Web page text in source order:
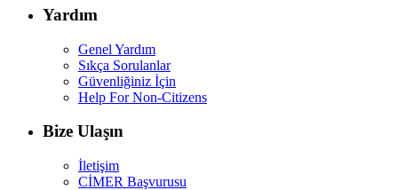
Yardım
Genel Yardım
Sıkça Sorulanlar
Güvenliğiniz İçin
Help For Non-Citizens
Bize Ulaşın
İletişim
CİMER Başvurusu